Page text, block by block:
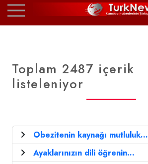
Toplam 2487 içerik
listeleniyor
Obezitenin kaynağı mutluluk...
Ayaklarınızın dili öğrenin...